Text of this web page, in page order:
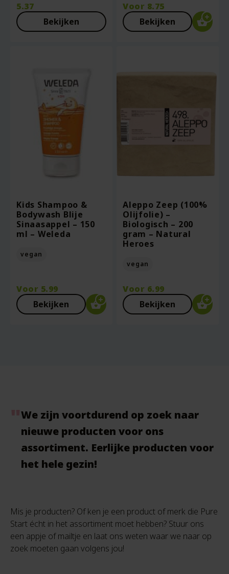
was:
€8.95.
5.37
Huidige
prijs
Bekijken
Voor 8.75
Bekijken
Kids Shampoo &
Bodywash Blije
Sinaasappel – 150
ml – Weleda
vegan
Voor 5.99
Bekijken
Aleppo Zeep (100%
Olijfolie) –
Biologisch – 200
gram – Natural
Heroes
vegan
Voor 6.99
Bekijken
We zijn voortdurend op zoek naar
nieuwe producten voor ons
assortiment. Eerlijke producten voor
het hele gezin!
Mis je producten? Of ken je een product of merk die Pure
Start écht in het assortiment moet hebben? Stuur ons
een appje of mailtje en laat ons weten waar we naar op
zoek moeten gaan volgens jou!